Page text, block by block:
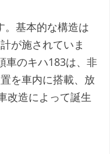
。基本的な構造は
が施されていま
車のキハ183は、非
を車内に搭載、放
改造によって誕生